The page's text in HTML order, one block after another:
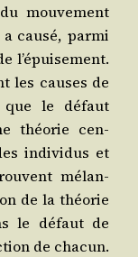
mou­ve­ment
cau­sé, par­mi
l’épuisement.
les causes de
le défaut
théo­rie cen­
indi­vi­dus et
mélan­
de la théo­rie
le défaut de
de cha­cun.